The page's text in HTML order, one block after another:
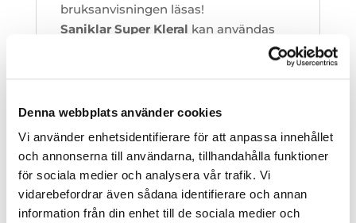
Denna webbplats använder cookies
Vi använder enhetsidentifierare för att anpassa innehållet
och annonserna till användarna, tillhandahålla funktioner
för sociala medier och analysera vår trafik. Vi
vidarebefordrar även sådana identifierare och annan
information från din enhet till de sociala medier och
bruksanvisningen läsas!
Saniklar Super Kleral kan användas
YTTERLIGARE
INFORMATION